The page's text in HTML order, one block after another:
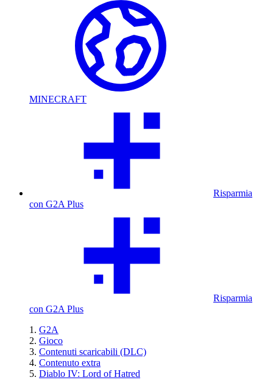
MINECRAFT
Risparmia
con G2A Plus
Risparmia
con G2A Plus
G2A
Gioco
Contenuti scaricabili (DLC)
Contenuto extra
Diablo IV: Lord of Hatred